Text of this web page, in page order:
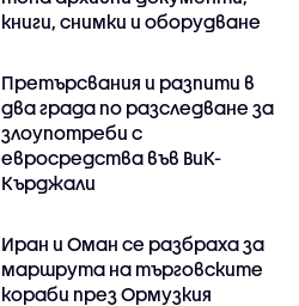
книги, снимки и оборудване
Претърсвания и разпити в
два града по разследване за
злоупотреби с
евросредства във ВиК-
Кърджали
Иран и Оман се разбраха за
маршрута на търговските
кораби през Ормузкия